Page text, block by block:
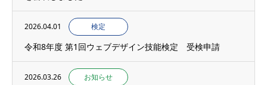
2026.04.01 検定
令和8年度 第1回ウェブデザイン技能検定 受検申請
2026.03.26 お知らせ